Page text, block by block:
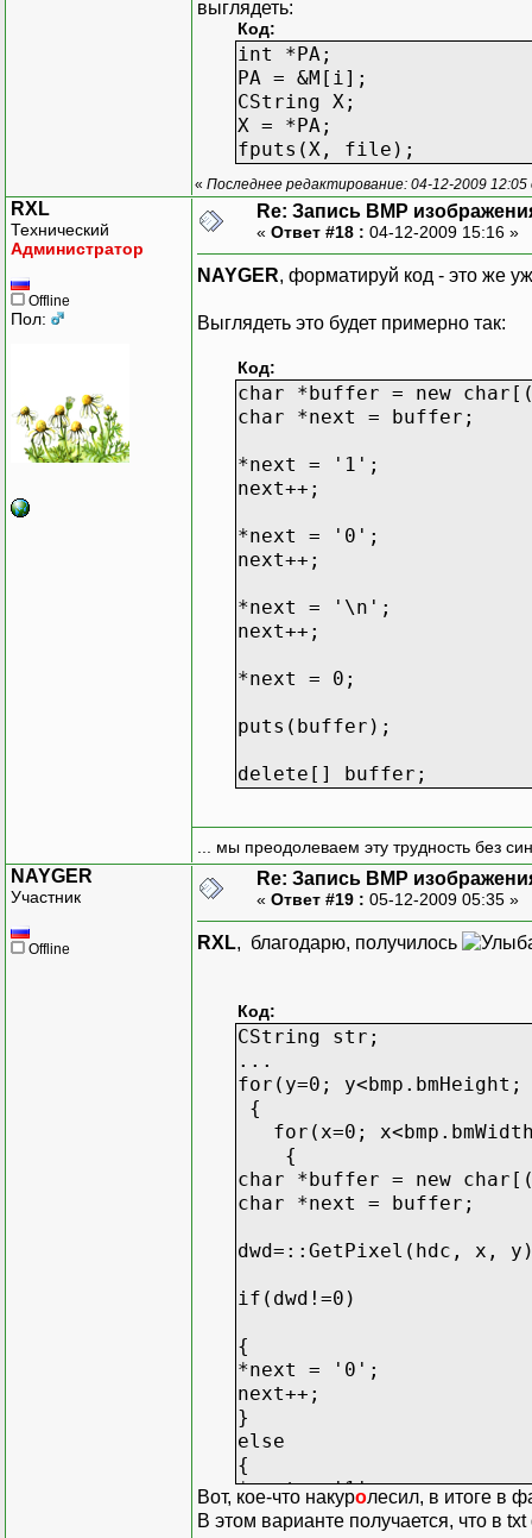
выглядеть:
Код:
int *PA;
PA = &M[i];
CString X;
X = *PA;
fputs(X, file);
« Последнее редактирование: 04-12-2009 12:05
RXL
Технический
Администратор
Offline
Пол:
Re: Запись BMP
« Ответ #18 : 04-12-2009 15:16 »
NAYGER, форматируй код - это же
Выглядеть это будет примерно так:
Код:
char *buffer = new
char *next = buffer;
*next = '1';
next++;
*next = '0';
next++;
*next = '\n';
next++;
*next = 0;
puts(buffer);
delete[] buffer;
... мы преодолеваем эту трудность без
NAYGER
Участник
Offline
Re: Запись BMP
« Ответ #19 : 05-12-2009 05:35 »
RXL, благодарю, получилось
Код:
CString str;
...
for(y=0; y<bmp.bmHeight;
{
for(x=0;
{
char *buffer = new
char *next = buffer;
dwd=::GetPixel(hdc, x,
if(dwd!=0)
{
*next = '0';
next++;
}
else
{
*next = '1';
next++;
Вот, кое-что накуролесил, в итоге в
В этом варианте получается, что в